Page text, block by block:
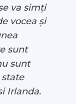
va simți
vocea și
sunt
sunt
state
Irlanda.